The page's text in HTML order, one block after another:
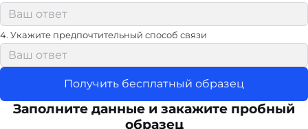
4. Укажите предпочтительный способ связи
Получить бесплатный образец
Заполните данные и закажите пробный
образец